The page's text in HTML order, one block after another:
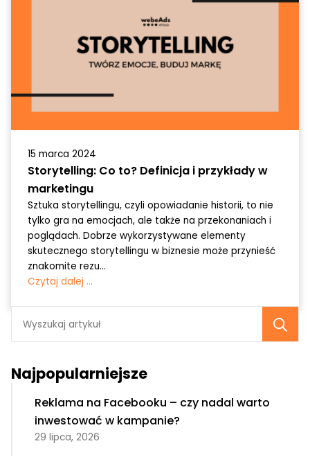
15 marca 2024
Storytelling: Co to? Definicja i przykłady w
marketingu
Sztuka storytellingu, czyli opowiadanie historii, to nie
tylko gra na emocjach, ale także na przekonaniach i
poglądach. Dobrze wykorzystywane elementy
skutecznego storytellingu w biznesie może przynieść
znakomite rezu...
Czytaj dalej ...
Najpopularniejsze
Reklama na Facebooku – czy nadal warto
inwestować w kampanie?
29 lipca, 2026